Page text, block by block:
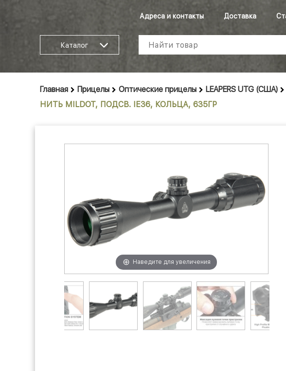
Адреса и контакты Доставка
Каталог
Главная Прицелы Оптические прицелы LEAPERS UTG (США)
НИТЬ MILDOT, ПОДСВ. IE36, КОЛЬЦА, 635ГР
Наведите для увеличения